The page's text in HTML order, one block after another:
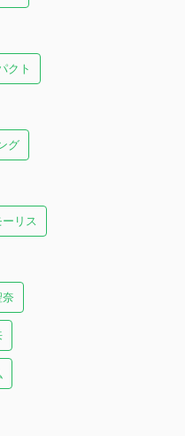
クト
グ
ーリス
奈